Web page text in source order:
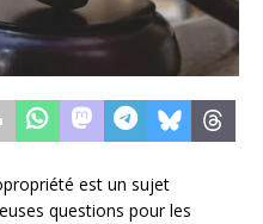
est un sujet
questions pour les